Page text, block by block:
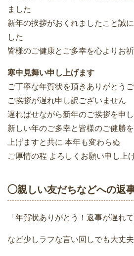
ました
新年の挨拶がおくれましたこと誠
した
皆様のご健康とご多幸を心よりお
寒中見舞い申し上げます
ご丁寧な年賀状を頂きありがとう
ご挨拶が遅れ申し訳ございません
遅ればせながら新年のご挨拶を申
新しい年のご多幸と皆様のご健勝
上げますと共に 本年も変わらぬ
ご厚情の程 よろしくお願い申し上
◯親しい友だちなどへの返
「年賀状ありがとう！返事が遅れ
など少しラフな言い回しでも大丈夫